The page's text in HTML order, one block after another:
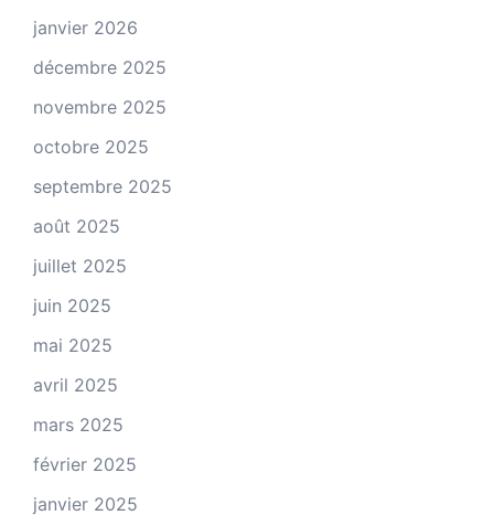
janvier 2026
décembre 2025
novembre 2025
octobre 2025
septembre 2025
août 2025
juillet 2025
juin 2025
mai 2025
avril 2025
mars 2025
février 2025
janvier 2025